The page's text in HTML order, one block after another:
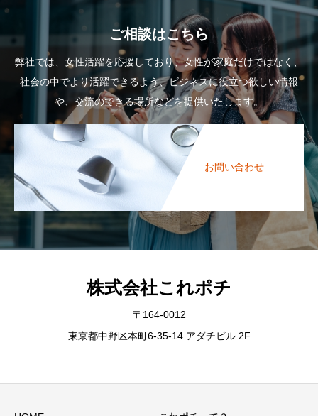
ご相談はこちら
弊社では、女性活躍を応援しており、女性が家庭だけではなく、
社会の中でより活躍できるよう、ビジネスに役立つ欲しい情報
や、交流のできる場所などを提供いたします。
お問い合わせ
株式会社これポチ
〒164-0012
東京都中野区本町6-35-14 アダチビル 2F